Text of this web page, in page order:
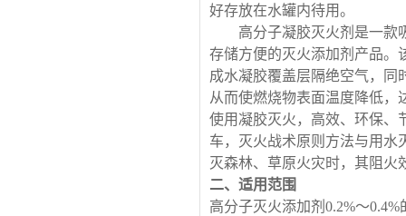
好存放在水罐内待用。
高分子凝胶灭火剂是一款
存储方便的灭火添加剂产品。
成水凝胶覆盖层隔绝空气，同
从而使燃烧物表面温度降低，
使用凝胶灭火，高效、环保、
车，灭火战术原则方法与用水
灭森林、草原火灾时，其阻火
二、适用范围
高分子灭火添加剂 0.2%～